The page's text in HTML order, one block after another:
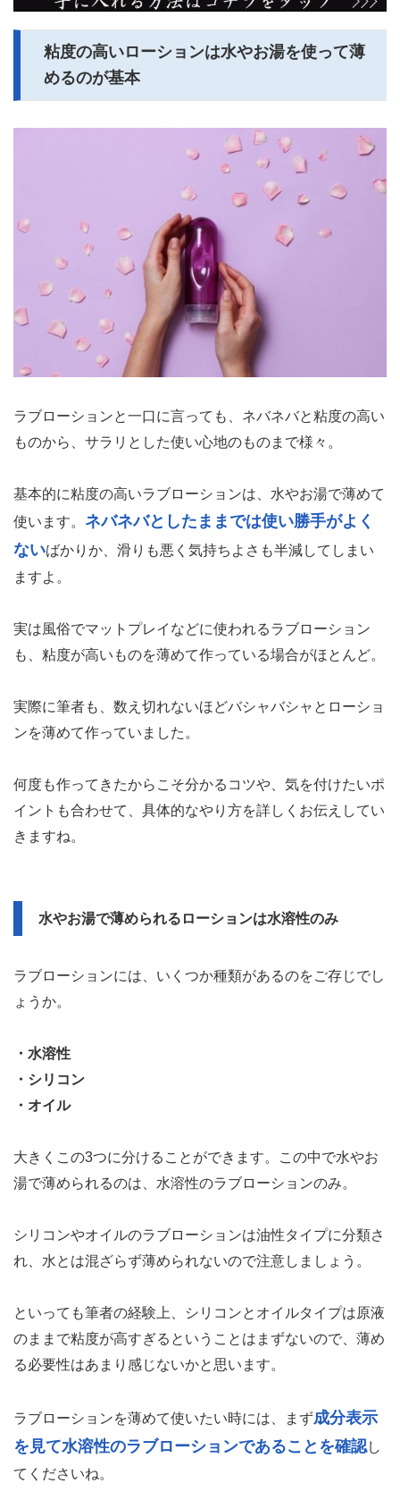
粘度の高いローションは水やお湯を使って薄
めるのが基本
ラブローションと一口に言っても、ネバネバと粘度の高い
ものから、サラリとした使い心地のものまで様々。
基本的に粘度の高いラブローションは、水やお湯で薄めて
使います。 ネバネバとしたままでは使い勝手がよく
ないばかりか、滑りも悪く気持ちよさも半減してしまい
ますよ。
実は風俗でマットプレイなどに使われるラブローション
も、粘度が高いものを薄めて作っている場合がほとんど。
実際に筆者も、数え切れないほどバシャバシャとローショ
ンを薄めて作っていました。
何度も作ってきたからこそ分かるコツや、気を付けたいポ
イントも合わせて、具体的なやり方を詳しくお伝えしてい
きますね。
水やお湯で薄められるローションは水溶性のみ
ラブローションには、いくつか種類があるのをご存じでし
ょうか。
・水溶性
・シリコン
・オイル
大きくこの3つに分けることができます。この中で水やお
湯で薄められるのは、水溶性のラブローションのみ。
シリコンやオイルのラブローションは油性タイプに分類さ
れ、水とは混ざらず薄められないので注意しましょう。
といっても筆者の経験上、シリコンとオイルタイプは原液
のままで粘度が高すぎるということはまずないので、薄め
る必要性はあまり感じないかと思います。
ラブローションを薄めて使いたい時には、まず成分表示
を見て水溶性のラブローションであることを確認し
てくださいね。